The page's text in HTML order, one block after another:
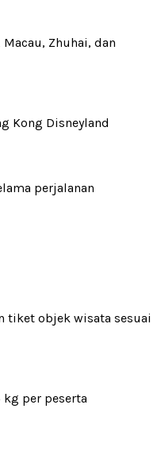
Zhuhai, dan
Kong Disneyland
perjalanan
tiket objek wisata sesuai
kg per peserta